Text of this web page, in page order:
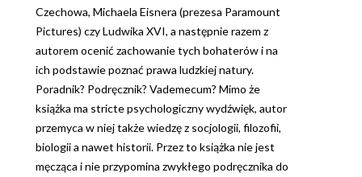
Czechowa, Michaela Eisnera (prezesa Paramount
Pictures) czy Ludwika XVI, a następnie razem z
autorem ocenić zachowanie tych bohaterów i na
ich podstawie poznać prawa ludzkiej natury.
Poradnik? Podręcznik? Vademecum? Mimo że
książka ma stricte psychologiczny wydźwięk, autor
przemyca w niej także wiedzę z socjologii, filozofii,
biologii a nawet historii. Przez to książka nie jest
męcząca i nie przypomina zwykłego podręcznika do